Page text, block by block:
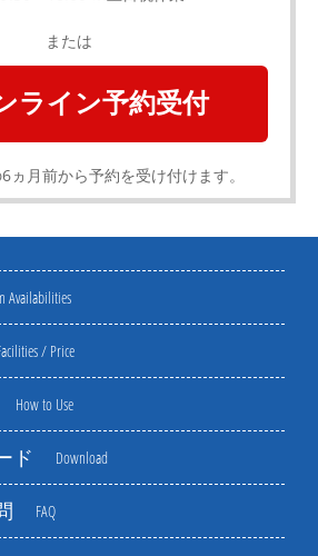
Availabilities
/ Price
How to Use
ド Download
FAQ
または
ライン予約受付
月前から予約を受け付けます。